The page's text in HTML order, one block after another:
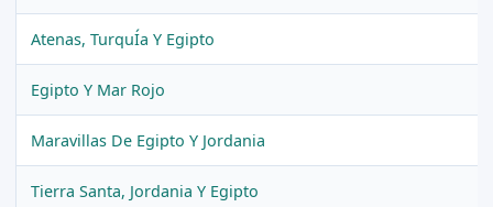
Atenas, TurquÍa Y Egipto
Egipto Y Mar Rojo
Maravillas De Egipto Y Jordania
Tierra Santa, Jordania Y Egipto